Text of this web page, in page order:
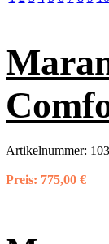
Artikelnummer:
Preis: 775,00 €